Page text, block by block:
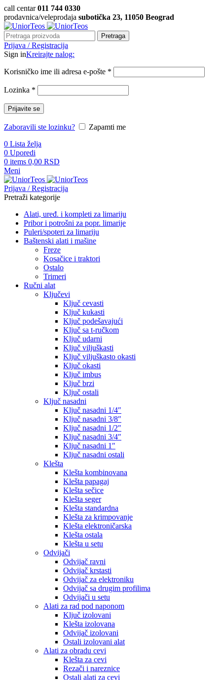
call centar011 744 0330
prodavnica/veleprodaja subotička 23, 11050 Beograd
Pretraga
Prijava / Registracija
Sign inKreirajte nalog:
Korisničko ime ili adresa e-pošte *
Lozinka *
Prijavite se
Zaboravili ste lozinku?
Zapamti me
0 Lista želja
0 Uporedi
0 items 0,00 RSD
Meni
Prijava / Registracija
Pretraži kategorije
Alati, uređ. i kompleti za limariju
Pribor i potrošni za popr. limarije
Puleri/spoteri za limariju
Baštenski alati i mašine
Freze
Kosačice i traktori
Ostalo
Trimeri
Ručni alat
Ključevi
Ključ cevasti
Ključ kukasti
Ključ podešavajući
Ključ sa t-ručkom
Ključ udarni
Ključ viljuškasti
Ključ viljuškasto okasti
Ključ okasti
Ključ imbus
Ključ brzi
Ključ ostali
Ključ nasadni
Ključ nasadni 1/4″
Ključ nasadni 3/8″
Ključ nasadni 1/2″
Ključ nasadni 3/4″
Ključ nasadni 1″
Ključ nasadni ostali
Klešta
Klešta kombinovana
Klešta papagaj
Klešta sečice
Klešta seger
Klešta standardna
Klešta za krimpovanje
Klešta elektroničarska
Klešta ostala
Klešta u setu
Odvijači
Odvijač ravni
Odvijač krstasti
Odvijač za elektroniku
Odvijač sa drugim profilima
Odvijači u setu
Alati za rad pod naponom
Ključ izolovani
Klešta izolovana
Odvijač izolovani
Ostali izolovani alat
Alati za obradu cevi
Klešta za cevi
Rezači i nareznice
Ostali alati za cevi